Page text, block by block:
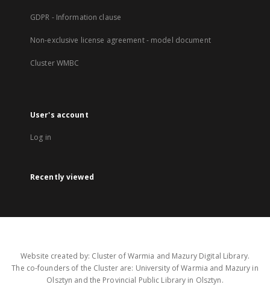
GDPR - Information clause
Non-exclusive license agreement - model document
Cluster WMBC
User's account
Log in
Recently viewed
Website created by: Cluster of Warmia and Mazury Digital Library.
The co-founders of the Cluster are: University of Warmia and Mazury in
Olsztyn and the Provincial Public Library in Olsztyn.